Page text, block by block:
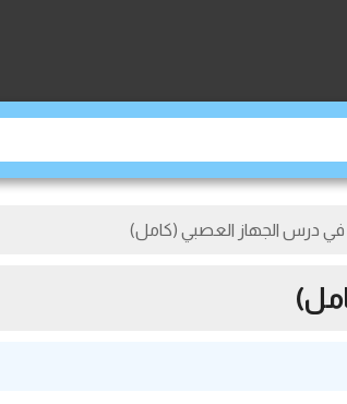
في درس الجهاز العصبي (كامل)